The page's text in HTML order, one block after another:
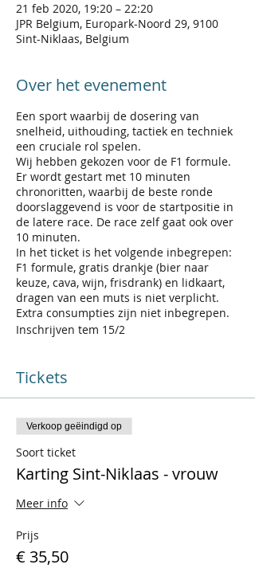
21 feb 2020, 19:20 – 22:20
JPR Belgium, Europark-Noord 29, 9100
Sint-Niklaas, Belgium
Over het evenement
Een sport waarbij de dosering van
snelheid, uithouding, tactiek en techniek
een cruciale rol spelen.
Wij hebben gekozen voor de F1 formule.
Er wordt gestart met 10 minuten
chronoritten, waarbij de beste ronde
doorslaggevend is voor de startpositie in
de latere race. De race zelf gaat ook over
10 minuten.
In het ticket is het volgende inbegrepen:
F1 formule, gratis drankje (bier naar
keuze, cava, wijn, frisdrank) en lidkaart,
dragen van een muts is niet verplicht.
Extra consumpties zijn niet inbegrepen.
Inschrijven tem 15/2
Tickets
Verkoop geëindigd op
Soort ticket
Karting Sint-Niklaas - vrouw
Meer info
Prijs
€ 35,50